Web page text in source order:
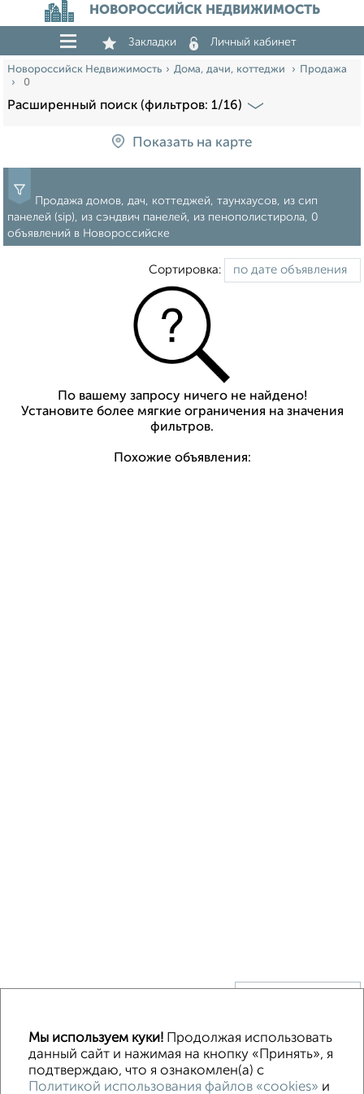
НОВОРОССИЙСК НЕДВИЖИМОСТЬ
Закладки Личный кабинет
Новороссийск Недвижимость Дома, дачи, коттеджи
Продажа
0
Расширенный поиск (фильтров: 1/16)
Показать на карте
Продажа домов, дач, коттеджей, таунхаусов, из сип
панелей (sip), из сэндвич панелей, из пенополистирола, 0
объявлений в Новороссийске
Сортировка:
По вашему запросу ничего не найдено!
Установите более мягкие ограничения на значения
фильтров.
Похожие объявления:
Без посредников В деревне Каркасный
Деревянный
Готовый дом Под ключ Загородный
Мы используем куки!Продолжая использовать
данный сайт и нажимая на кнопку «Принять», я
подтверждаю, что я ознакомлен(а) с
Политикой использования файлов «cookies» и